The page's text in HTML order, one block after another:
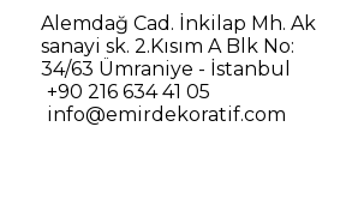
Alemdağ Cad. İnkilap Mh. Ak
sanayi sk. 2.Kısım A Blk No:
34/63 Ümraniye - İstanbul
+90 216 634 41 05
info@emirdekoratif.com